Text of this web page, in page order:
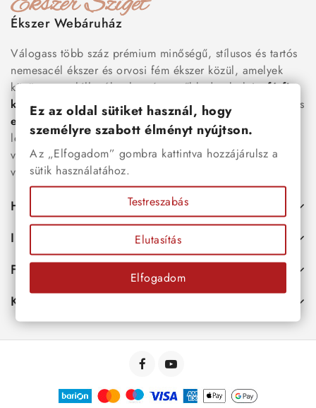
Ékszer Webáruház
Válogass több száz prémium minőségű, stílusos és tartós
nemesacél ékszer és orvosi fém ékszer közül, amelyek
között megtalálhatók a legnépszerűbb darabok is:férfi
karkötők
, női nyakláncok , karikagyűrűk
és
esküvői kiegészítőkegyaránt. Webáruházunkban a
legújabb trendeket követő, mégis időtálló ékszerek közül
választhatsz – legyen szó ajándékról, mindennapi
viseletről vagy különleges alkalmakról.
Hasznos
Információk
Fiókod
Kapcsolat
Ez az oldal sütiket használ, hogy
személyre szabott élményt nyújtson.
Az „Elfogadom” gombra kattintva hozzájárulsz a
sütik használatához.
Testreszabás
Elutasítás
Elfogadom